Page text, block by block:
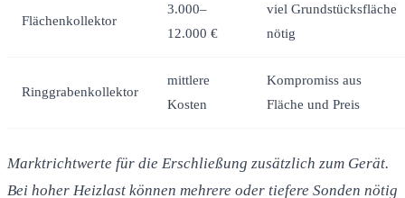
Flächenkollektor
3.000–
12.000 €
viel Grundstücksfläche
nötig
Ringgrabenkollektor
mittlere
Kosten
Kompromiss aus
Fläche und Preis
Marktrichtwerte für die Erschließung zusätzlich zum Gerät.
Bei hoher Heizlast können mehrere oder tiefere Sonden nötig